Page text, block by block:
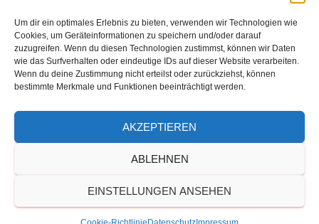
Um dir ein optimales Erlebnis zu bieten, verwenden wir Technologien wie
Cookies, um Geräteinformationen zu speichern und/oder darauf
zuzugreifen. Wenn du diesen Technologien zustimmst, können wir Daten
wie das Surfverhalten oder eindeutige IDs auf dieser Website verarbeiten.
Wenn du deine Zustimmung nicht erteilst oder zurückziehst, können
bestimmte Merkmale und Funktionen beeinträchtigt werden.
AKZEPTIEREN
ABLEHNEN
EINSTELLUNGEN ANSEHEN
Mittwoch: 08:00 - 11:00 Uhr
Samstag: 08:30 - 11:30 Uhr
Hestia | Entwickelt vonThemeIsle